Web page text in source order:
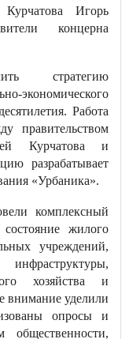
Игорь
концерна
стратегию
экономического
Работа
правительством
Курчатова и
разрабатывает
«Урбаника».
комплексный
жилого
учреждений,
хозяйства и
внимание уделили
опросы и
общественности,